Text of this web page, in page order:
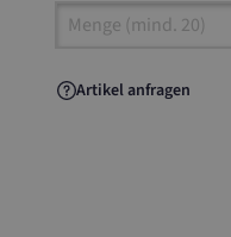
Artikel
Artikel anfragen